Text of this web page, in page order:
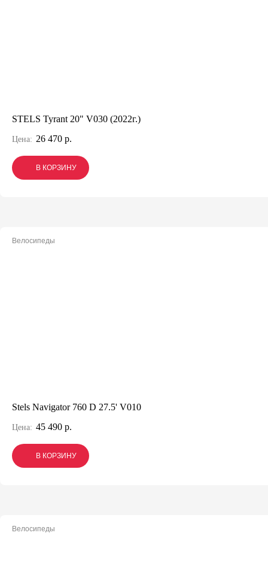
STELS Tyrant 20" V030 (2022г.)
Цена: 26 470 р.
В КОРЗИНУ
В КОРЗИНУ
В КОРЗИНУ
Велосипеды
Stels Navigator 760 D 27.5' V010
Цена: 45 490 р.
В КОРЗИНУ
В КОРЗИНУ
В КОРЗИНУ
Велосипеды